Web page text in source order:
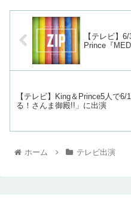
【テレビ】
Prince『
【テレビ】King＆Prince5人で6/
る！さんま御殿!!」に出演
ホーム テレビ出演